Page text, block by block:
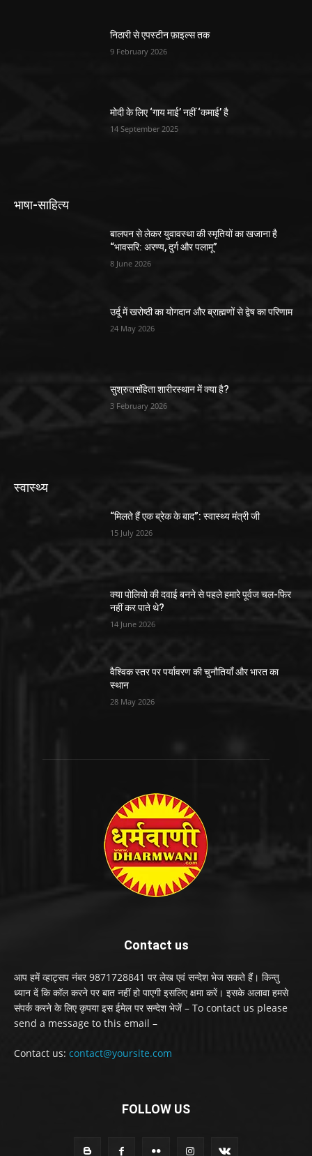
निठारी से एपस्टीन फ़ाइल्स तक
9 February 2026
मोदी के लिए ‘गाय माई’ नहीं ‘कमाई’ है
14 September 2025
भाषा-साहित्य
बालपन से लेकर युवावस्था की स्मृतियों का खजाना है
“भावसरि: अरण्य, दुर्ग और पलामू”
8 June 2026
उर्दू में खरोष्ठी का योगदान और ब्राह्मणों से द्वेष का परिणाम
24 May 2026
सुश्रुतसंहिता शारीरस्थान में क्या है?
3 February 2026
स्वास्थ्य
“मिलते हैं एक ब्रेक के बाद”: स्वास्थ्य मंत्री जी
15 July 2026
क्या पोलियो की दवाई बनने से पहले हमारे पूर्वज चल-फिर
नहीं कर पाते थे?
14 June 2026
वैश्विक स्तर पर पर्यावरण की चुनौतियाँ और भारत का
स्थान
28 May 2026
Contact us
आप हमें व्हाट्सप नंबर 9871728841 पर लेख एवं सन्देश भेज सकते हैं। किन्तु
ध्यान दें कि कॉल करने पर बात नहीं हो पाएगी इसलिए क्षमा करें। इसके अलावा हमसे
संपर्क करने के लिए कृपया इस ईमेल पर सन्देश भेजें – To contact us please
send a message to this email –
Contact us: contact@yoursite.com
FOLLOW US